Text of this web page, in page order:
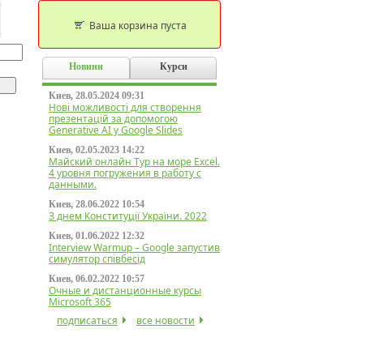
Ваша корзина пуста
Новини Курси
Киев, 28.05.2024 09:31
Нові можливості для створення
презентацій за допомогою
Generative AI у Google Slides
Киев, 02.05.2023 14:22
Майский онлайн Тур на море Excel.
4 уровня погружения в работу с
данными.
Киев, 28.06.2022 10:54
З днем Конституції України. 2022
Киев, 01.06.2022 12:32
Interview Warmup – Google запустив
симулятор співбесід
Киев, 06.02.2022 10:57
Очные и дистанционные курсы
Microsoft 365
подписаться
все новости